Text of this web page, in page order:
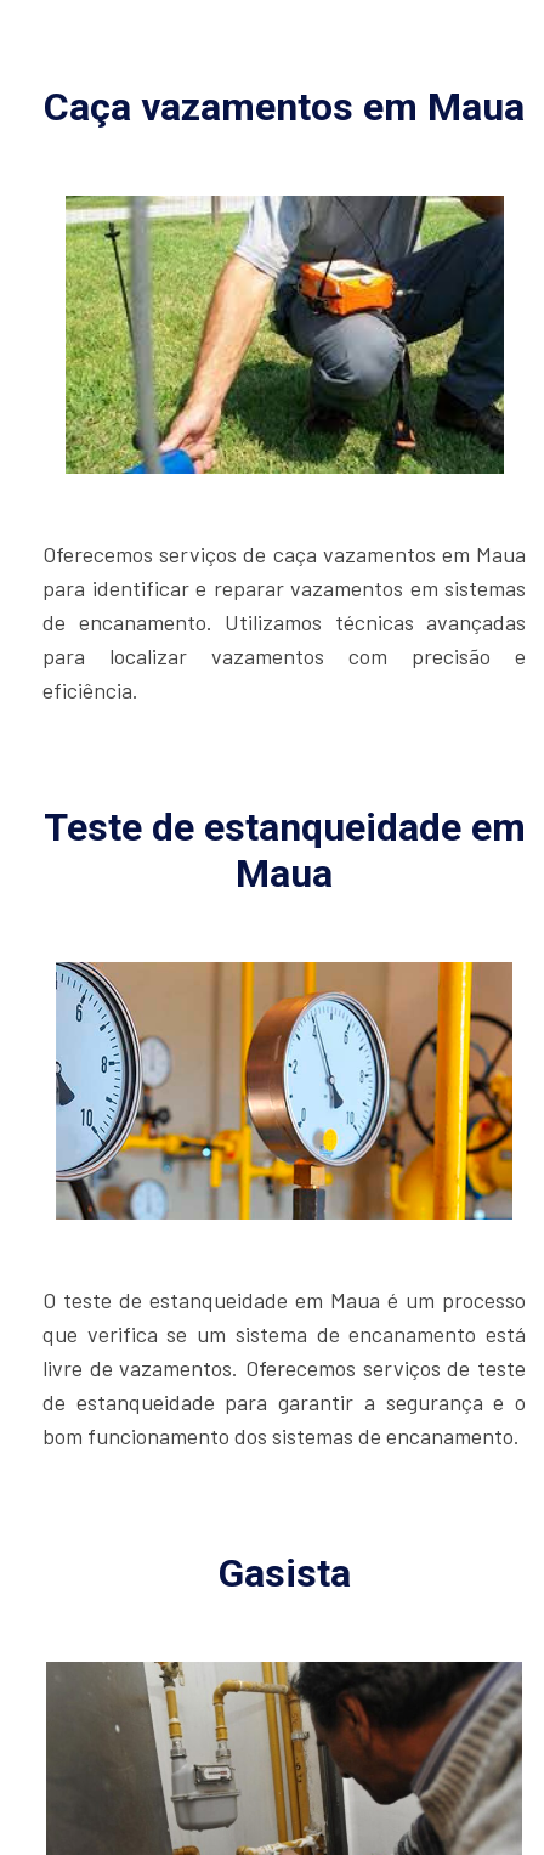
Caça vazamentos em Maua
Oferecemos serviços de caça vazamentos em Maua
para identificar e reparar vazamentos em sistemas
de encanamento. Utilizamos técnicas avançadas
para localizar vazamentos com precisão e
eficiência.
Teste de estanqueidade em
Maua
O teste de estanqueidade em Maua é um processo
que verifica se um sistema de encanamento está
livre de vazamentos. Oferecemos serviços de teste
de estanqueidade para garantir a segurança e o
bom funcionamento dos sistemas de encanamento.
Gasista